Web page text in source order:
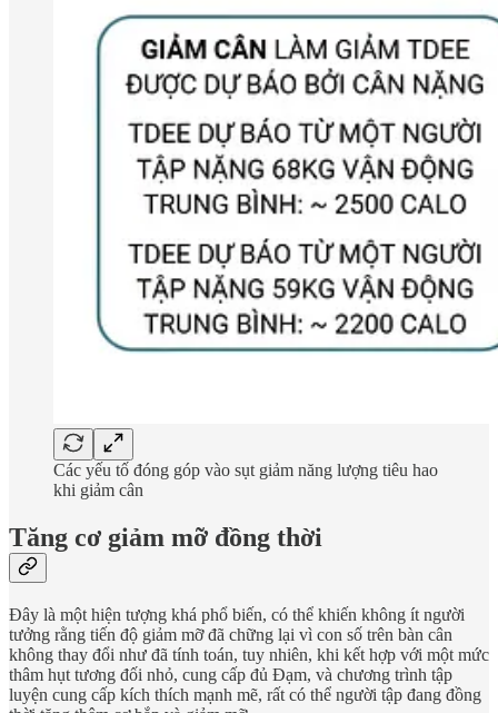
Các yếu tố đóng góp vào sụt giảm năng lượng tiêu hao
khi giảm cân
Tăng cơ giảm mỡ đồng thời
Đây là một hiện tượng khá phổ biến, có thể khiến không ít người
tưởng rằng tiến độ giảm mỡ đã chững lại vì con số trên bàn cân
không thay đổi như đã tính toán, tuy nhiên, khi kết hợp với một mức
thâm hụt tương đối nhỏ, cung cấp đủ Đạm, và chương trình tập
luyện cung cấp kích thích mạnh mẽ, rất có thể người tập đang đồng